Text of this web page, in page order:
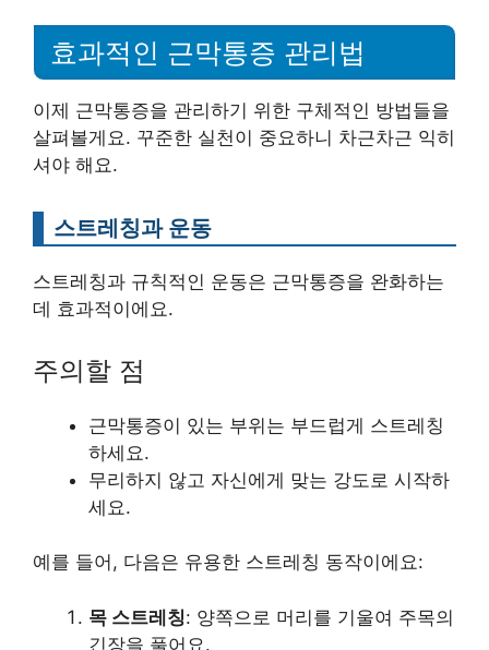
효과적인 근막통증 관리법
이제 근막통증을 관리하기 위한 구체적인 방법들을
살펴볼게요. 꾸준한 실천이 중요하니 차근차근 익히
셔야 해요.
스트레칭과 운동
스트레칭과 규칙적인 운동은 근막통증을 완화하는
데 효과적이에요.
주의할 점
근막통증이 있는 부위는 부드럽게 스트레칭
하세요.
무리하지 않고 자신에게 맞는 강도로 시작하
세요.
예를 들어, 다음은 유용한 스트레칭 동작이에요:
목 스트레칭: 양쪽으로 머리를 기울여 주목의
긴장을 풀어요.